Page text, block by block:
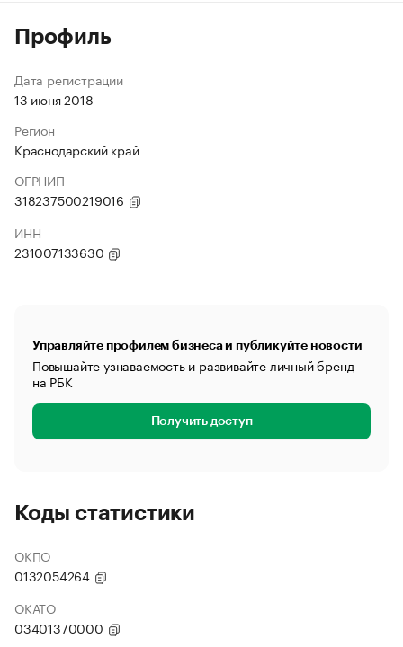
Профиль
Дата регистрации
13 июня 2018
Регион
Краснодарский край
ОГРНИП
318237500219016
ИНН
231007133630
Управляйте профилем бизнеса и публикуйте новости
Повышайте узнаваемость и развивайте личный бренд
на РБК
Получить доступ
Коды статистики
ОКПО
0132054264
ОКАТО
03401370000